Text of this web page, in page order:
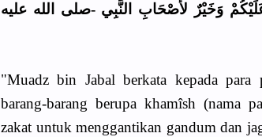
وَخَيْرٌ لأصْحَابِ النَّبِي -صلى الله عليه
"Muadz bin Jabal berkata kepada para
barang-barang berupa khamîsh (nama
zakat untuk menggantikan gandum dan